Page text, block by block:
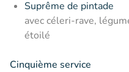
Suprême de pintade
avec céleri-rave,
étoilé
Cinquième service